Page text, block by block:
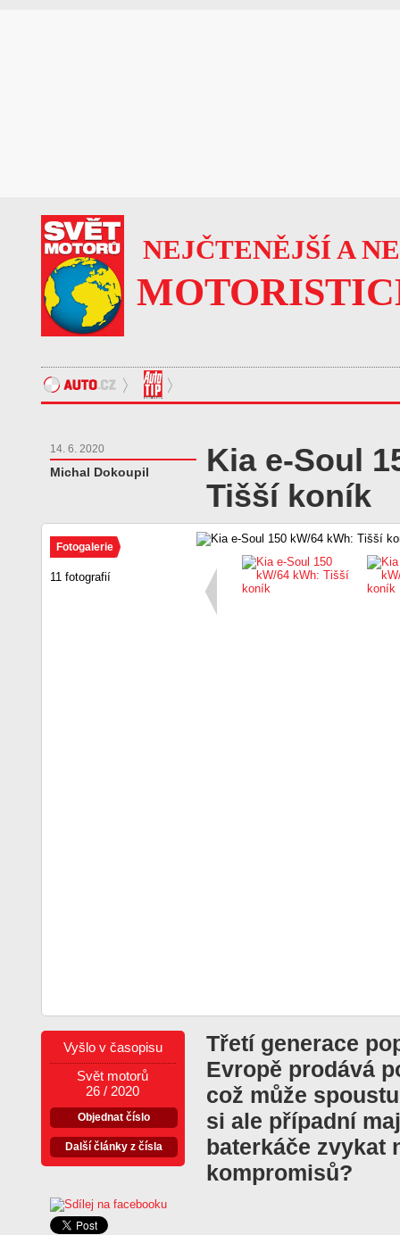
NEJČTENĚJŠÍ A
14. 6. 2020
Michal Dokoupil
Kia e-Soul
Tišší koník
Fotogalerie
11 fotografií
Třetí generace
Evropě prodává
což může
si ale případní
baterkáče zvykat
kompromisů?
Vyšlo v časopisu
Svět motorů
26 / 2020
Objednat číslo
Další články z čísla